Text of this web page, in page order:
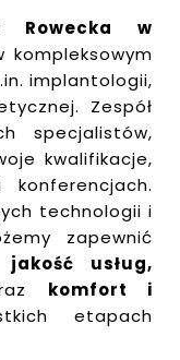
Rowecka w
kompleksowym
implantologii,
Zespół
specjalistów,
kwalifikacje,
technologii i
zapewnić
jakość usług,
komfort i
etapach